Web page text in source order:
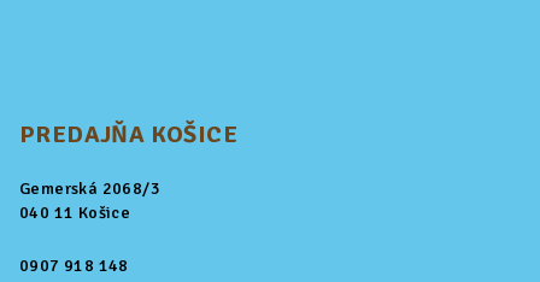
PREDAJŇA KOŠICE
Gemerská 2068/3
040 11 Košice
0907 918 148